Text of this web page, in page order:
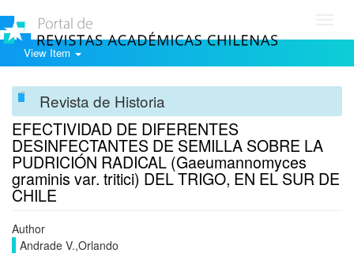
View Item
Revista de Historia
EFECTIVIDAD DE DIFERENTES
DESINFECTANTES DE SEMILLA SOBRE LA
PUDRICIÓN RADICAL (Gaeumannomyces
graminis var. tritici) DEL TRIGO, EN EL SUR DE
CHILE
Author
Andrade V.,Orlando